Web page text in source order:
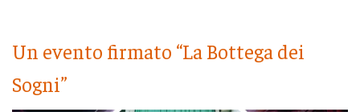
Un evento firmato “La Bottega dei
Sogni”